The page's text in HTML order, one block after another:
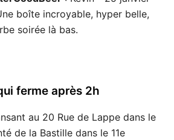
boîte incroyable, hyper belle,
soirée là bas.
ferme après 2h
au 20 Rue de Lappe dans le
de la Bastille dans le 11e